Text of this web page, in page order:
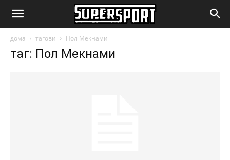
SuperSport.mk
дома тагови Пол Мекнами
таг: Пол Мекнами